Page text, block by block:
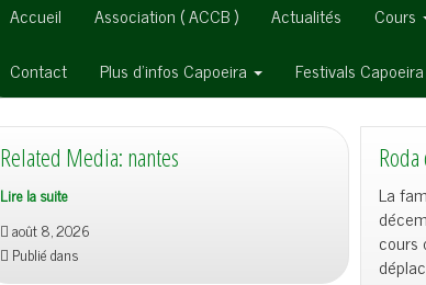
Accueil Association ( ACCB ) Actualités Cours
Contact
Plus d’infos Capoeira Festivals Capoeira
Related Media: nantes
Lire la suite
Media:
nantes
août 8, 2026
Publié dans
La
cours